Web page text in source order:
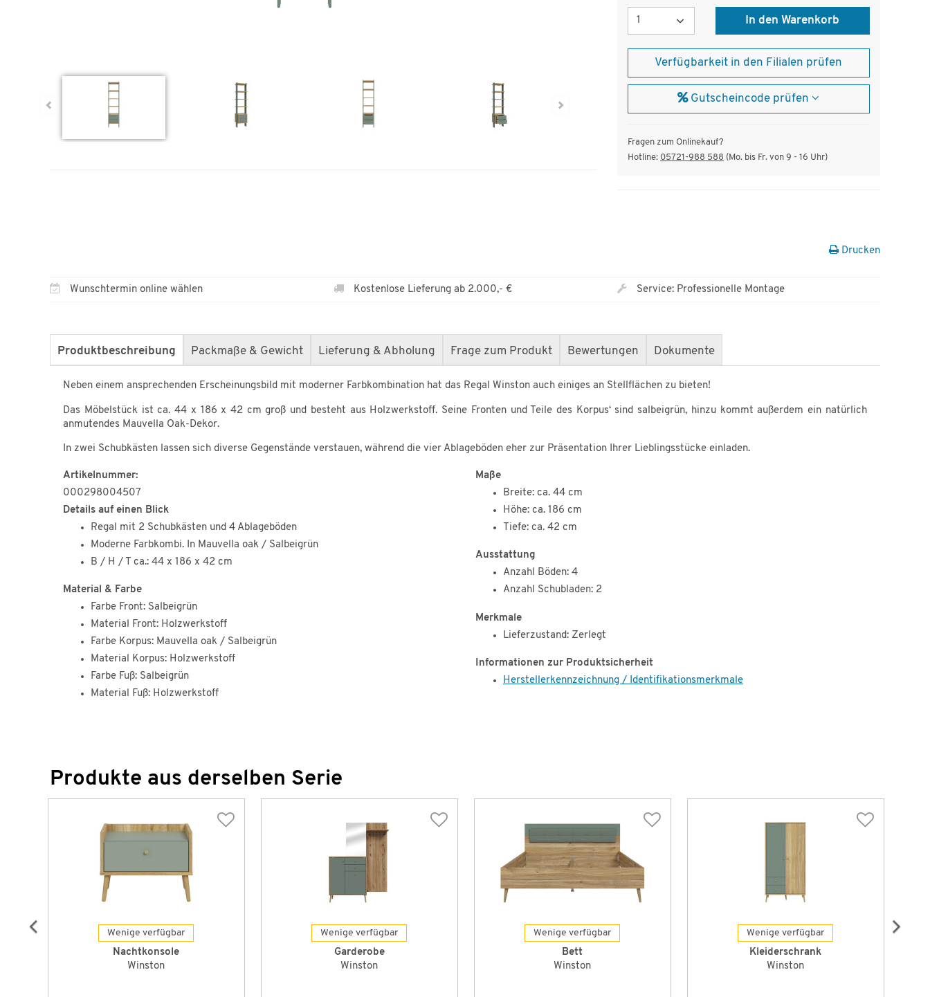
Menge
In den Warenkorb
Verfügbarkeit in den Filialen prüfen
Gutscheincode prüfen
Fragen zum Onlinekauf?
Hotline: 05721-988 588 (Mo. bis Fr. von 9 - 16 Uhr)
Drucken
Wunschtermin online wählen Kostenlose Lieferung ab 2.000,- € Service: Professionelle Montage
Produktbeschreibung Packmaße & Gewicht Lieferung & Abholung Frage zum Produkt Bewertungen Dokumente
Neben einem ansprechenden Erscheinungsbild mit moderner Farbkombination hat das Regal Winston auch einiges an Stellflächen zu bieten!
Das Möbelstück ist ca. 44 x 186 x 42 cm groß und besteht aus Holzwerkstoff. Seine Fronten und Teile des Korpus‘ sind salbeigrün, hinzu kommt außerdem ein natürlich
anmutendes Mauvella Oak-Dekor.
In zwei Schubkästen lassen sich diverse Gegenstände verstauen, während die vier Ablageböden eher zur Präsentation Ihrer Lieblingsstücke einladen.
Artikelnummer:
000298004507
Details auf einen Blick
Regal mit 2 Schubkästen und 4 Ablageböden
Moderne Farbkombi. In Mauvella oak / Salbeigrün
B / H / T ca.: 44 x 186 x 42 cm
Material & Farbe
Farbe Front: Salbeigrün
Material Front: Holzwerkstoff
Farbe Korpus: Mauvella oak / Salbeigrün
Material Korpus: Holzwerkstoff
Farbe Fuß: Salbeigrün
Material Fuß: Holzwerkstoff
Maße
Breite: ca. 44 cm
Höhe: ca. 186 cm
Tiefe: ca. 42 cm
Ausstattung
Anzahl Böden: 4
Anzahl Schubladen: 2
Merkmale
Lieferzustand: Zerlegt
Informationen zur Produktsicherheit
Herstellerkennzeichnung / Identifikationsmerkmale
Produkte aus derselben Serie
Wenige verfügbar
Nachtkonsole
Winston
Wenige verfügbar
Garderobe
Winston
Wenige verfügbar
Bett
Winston
Wenige verfügbar
Kleiderschrank
Winston